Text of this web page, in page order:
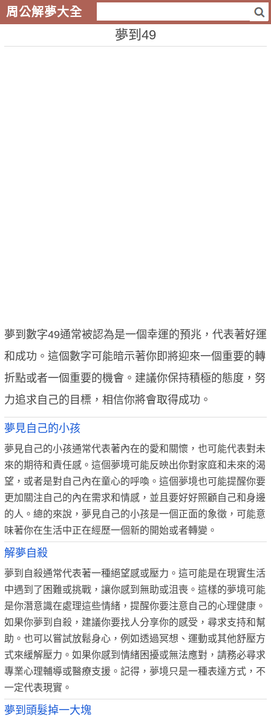
周公解夢大全
夢到49
夢到數字49通常被認為是一個幸運的預兆，代表著好運
和成功。這個數字可能暗示著你即將迎來一個重要的轉
折點或者一個重要的機會。建議你保持積極的態度，努
力追求自己的目標，相信你將會取得成功。
夢見自己的小孩
夢見自己的小孩通常代表著內在的愛和關懷，也可能代表對未
來的期待和責任感。這個夢境可能反映出你對家庭和未來的渴
望，或者是對自己內在童心的呼喚。這個夢境也可能提醒你要
更加關注自己的內在需求和情感，並且要好好照顧自己和身邊
的人。總的來說，夢見自己的小孩是一個正面的象徵，可能意
味著你在生活中正在經歷一個新的開始或者轉變。
解夢自殺
夢到自殺通常代表著一種絕望感或壓力。這可能是在現實生活
中遇到了困難或挑戰，讓你感到無助或沮喪。這樣的夢境可能
是你潛意識在處理這些情緒，提醒你要注意自己的心理健康。
如果你夢到自殺，建議你要找人分享你的感受，尋求支持和幫
助。也可以嘗試放鬆身心，例如透過冥想、運動或其他舒壓方
式來緩解壓力。如果你感到情緒困擾或無法應對，請務必尋求
專業心理輔導或醫療支援。記得，夢境只是一種表達方式，不
一定代表現實。
夢到頭髮掉一大塊